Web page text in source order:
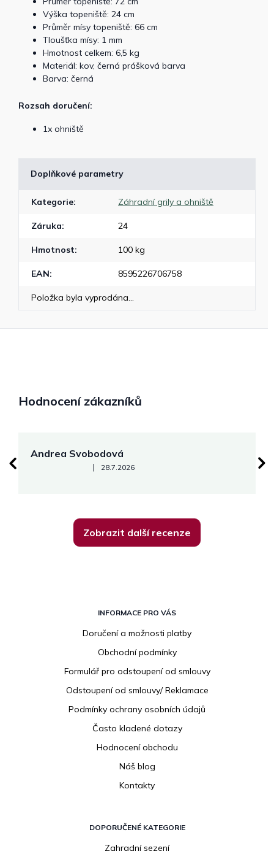
Výška topeniště: 24 cm
Průměr mísy topeniště: 66 cm
Tloušťka mísy: 1 mm
Hmotnost celkem: 6,5 kg
Materiál: kov, černá prášková barva
Barva: černá
Rozsah doručení:
1x ohniště
Doplňkové parametry
Kategorie: Záhradní grily a ohniště
Záruka: 24
Hmotnost: 100 kg
EAN: 8595226706758
Položka byla vyprodána…
Hodnocení zákazníků
Andrea Svobodová
Hodnocení obchodu je 5 z 5 hvězdiček.
| 28.7.2026
Zobrazit další recenze
INFORMACE PRO VÁS
Doručení a možnosti platby
Obchodní podmínky
Formulář pro odstoupení od smlouvy
Odstoupení od smlouvy/ Reklamace
Podmínky ochrany osobních údajů
Často kladené dotazy
Hodnocení obchodu
Náš blog
Kontakty
DOPORUČENÉ KATEGORIE
Zahradní sezení